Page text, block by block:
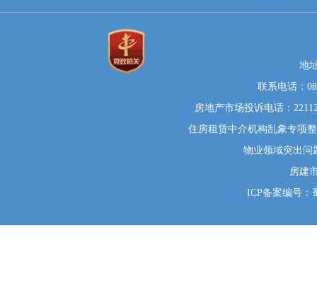
地
联系电话：
房地产市场投诉电话：
住房租赁中介机构乱象专项
物业领域突出问
房建
ICP备案编号：